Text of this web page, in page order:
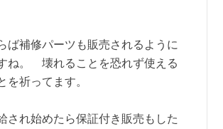
ば補修パーツも販売されるように
ね。 壊れることを恐れず使える
を祈ってます。
され始めたら保証付き販売もした